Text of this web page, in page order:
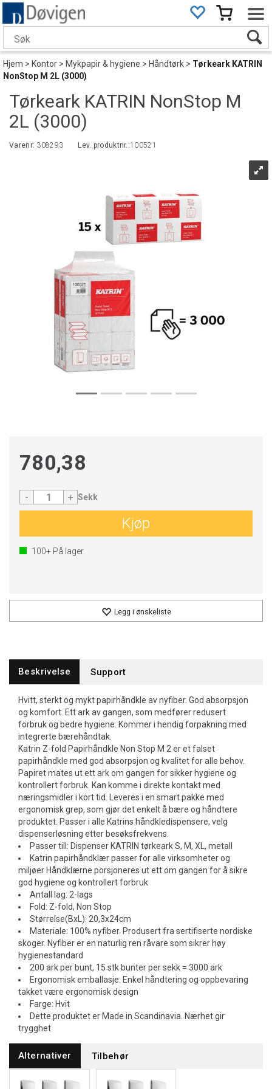
Hjem>Kontor>Mykpapir & hygiene>Håndtørk>Tørkeark KATRIN
NonStop M 2L (3000)
Tørkeark KATRIN NonStop M
2L (3000)
Varenr: 308293 Lev. produktnr.:100521
780,38
- + Sekk
Kjøp
100+ På lager
Legg i ønskeliste
Beskrivelse Support
Hvitt, sterkt og mykt papirhåndkle av nyfiber. God absorpsjon
og komfort. Ett ark av gangen, som medfører redusert
forbruk og bedre hygiene. Kommer i hendig forpakning med
integrerte bærehåndtak.
Katrin Z-fold Papirhåndkle Non Stop M 2 er et falset
papirhåndkle med god absorpsjon og kvalitet for alle behov.
Papiret mates ut ett ark om gangen for sikker hygiene og
kontrollert forbruk. Kan komme i direkte kontakt med
næringsmidler i kort tid. Leveres i en smart pakke med
ergonomisk grep, som gjør det enkelt å bære og håndtere
produktet. Passer i alle Katrins håndkledispensere, velg
dispenserløsning etter besøksfrekvens.
Passer till: Dispenser KATRIN tørkeark S, M, XL, metall
Katrin papirhåndklær passer for alle virksomheter og
miljøer Håndklærne porsjoneres ut ett om gangen for å sikre
god hygiene og kontrollert forbruk
Antall lag: 2-lags
Fold: Z-fold, Non Stop
Størrelse(BxL): 20,3x24cm
Materiale: 100% nyfiber. Produsert fra sertifiserte nordiske
skoger. Nyfiber er en naturlig ren råvare som sikrer høy
hygienestandard
200 ark per bunt, 15 stk bunter per sekk = 3000 ark
Ergonomisk emballasje: Enkel håndtering og oppbevaring
takket være ergonomisk design
Farge: Hvit
Dette produktet er Made in Scandinavia. Nærhet gir
trygghet
Alternativer Tilbehør